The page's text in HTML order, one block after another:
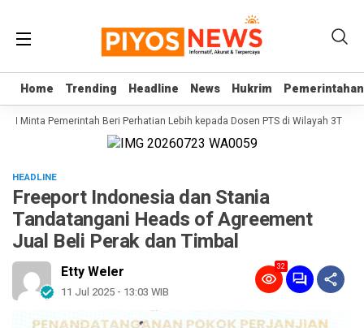
Home Trending Headline News Hukrim Pemerintahan
Home Trending Headline News Hukrim Pemerintahan
Minta Pemerintah Beri Perhatian Lebih kepada Dosen PTS di Wilayah 3T
HEADLINE
Freeport Indonesia dan Stania
Tandatangani Heads of Agreement
Jual Beli Perak dan Timbal
Etty Weler
11 Jul 2025 - 13:03 WIB
32